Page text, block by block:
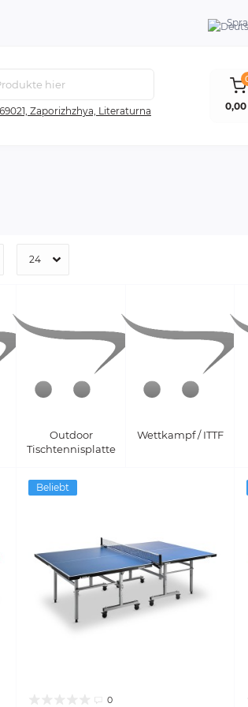
Zaporizhzhya, Literaturna
Outdoor
Tischtennisplatte
Wettkampf / ITTF
Beliebt
0